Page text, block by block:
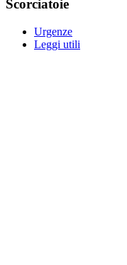
Scorciatoie
Urgenze
Leggi utili